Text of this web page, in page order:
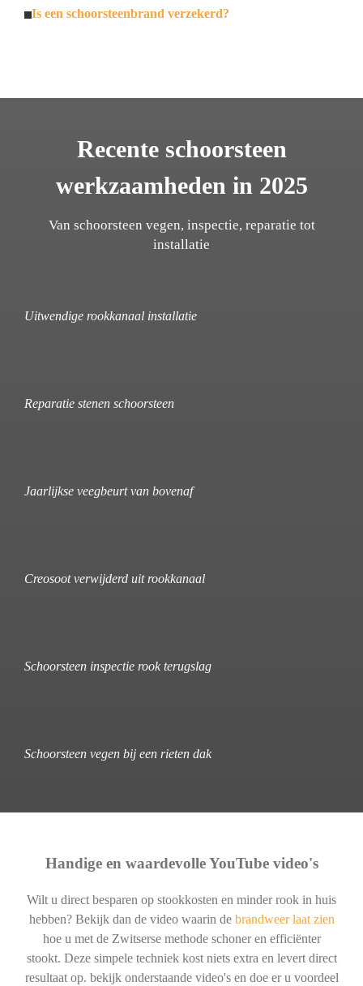
Is een schoorsteenbrand verzekerd?
Recente schoorsteen
werkzaamheden in 2025
Van schoorsteen vegen, inspectie, reparatie tot
installatie
Uitwendige rookkanaal installatie
Reparatie stenen schoorsteen
Jaarlijkse veegbeurt van bovenaf
Creosoot verwijderd uit rookkanaal
Schoorsteen inspectie rook terugslag
Schoorsteen vegen bij een rieten dak
Handige en waardevolle YouTube video's
Wilt u direct besparen op stookkosten en minder rook in huis
hebben? Bekijk dan de video waarin de brandweer laat zien
hoe u met de Zwitserse methode schoner en efficiënter
stookt. Deze simpele techniek kost niets extra en levert direct
resultaat op. bekijk onderstaande video's en doe er u voordeel